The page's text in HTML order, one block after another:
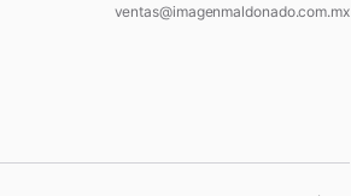
ventas@imagenmaldonado.com.mx